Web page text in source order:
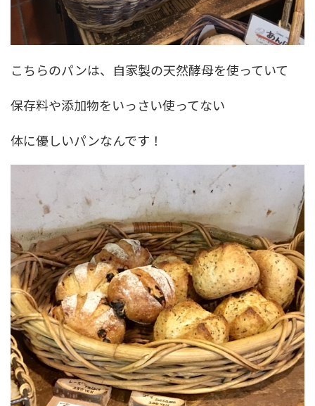
こちらのパンは、自家製の天然酵母を使っていて
保存料や添加物をいっさい使ってない
体に優しいパンなんです！